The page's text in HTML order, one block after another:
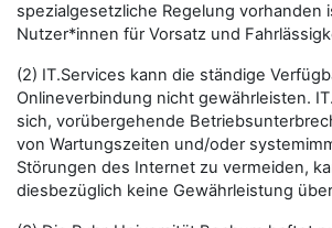
spezialgesetzliche Regelung vorhanden
Nutzer*innen für Vorsatz und
(2) IT.Services kann die ständige
Onlineverbindung nicht gewährleisten.
sich, vorübergehende
von Wartungszeiten und/oder
Störungen des Internet zu vermeiden,
diesbezüglich keine Gewährleistung